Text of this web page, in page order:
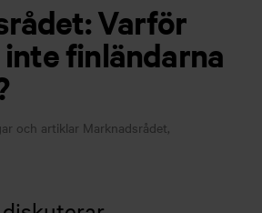
Varför
finländarna
och artiklar Marknadsrådet,